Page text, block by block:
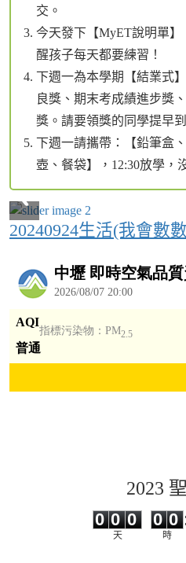
交。
今天發下【MyET說明單
醒孩子每天都要練習！
下週一為本學期【結業式
良獎、期末考成績進步獎
獎。請要領獎的同學提早到
下週一請攜帶：【鉛筆盒
壺、餐袋】，12:30放學，
20240924生活(我會數
2023
0 0
0
0
天
0
0
0
0
時